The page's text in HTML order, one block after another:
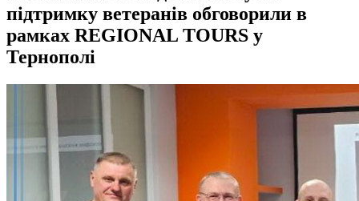
підтримку ветеранів обговорили в
рамках REGIONAL TOURS у
Тернополі